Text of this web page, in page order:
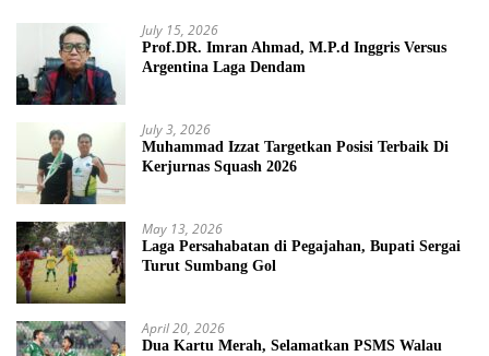
July 15, 2026
Prof.DR. Imran Ahmad, M.P.d Inggris Versus
Argentina Laga Dendam
July 3, 2026
Muhammad Izzat Targetkan Posisi Terbaik Di
Kerjurnas Squash 2026
May 13, 2026
Laga Persahabatan di Pegajahan, Bupati Sergai
Turut Sumbang Gol
April 20, 2026
Dua Kartu Merah, Selamatkan PSMS Walau